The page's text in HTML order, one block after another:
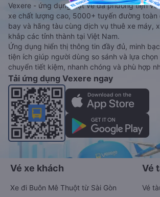
Vexere - ứng dụng đặt vé đa phương tiện
xe chất lượng cao, 5000+ tuyến đường toàn
bay và hãng tàu cùng dịch vụ thuê xe máy,
khắp các tỉnh thành tại Việt Nam.
Ứng dụng hiển thị thông tin đầy đủ, minh
tiện ích giúp người dùng so sánh và lựa
chuyển tiết kiệm, nhanh chóng và phù hợp
Tải ứng dụng Vexere ngay
Vé xe khách
Xe đi Buôn Mê Thuột từ Sài Gòn
Vé
Vé